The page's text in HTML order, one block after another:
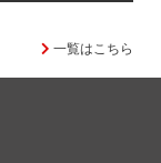
一覧はこちら